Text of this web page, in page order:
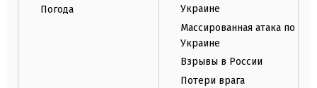
Погода
Украине
Массированная атака по
Украине
Взрывы в России
Потери врага